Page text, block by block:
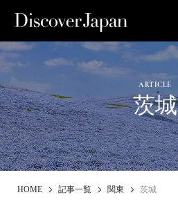
ARTICLE
茨城
HOME 記事一覧 関東 茨城